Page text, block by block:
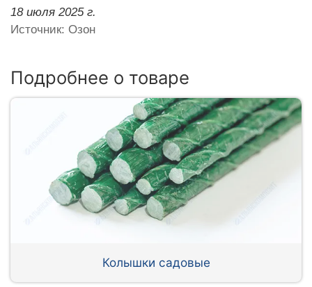
18 июля 2025 г.
Источник: Озон
Подробнее о товаре
Колышки садовые